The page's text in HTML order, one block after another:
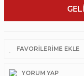
YORUM YAP